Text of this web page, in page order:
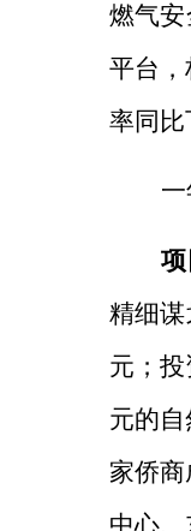
燃气
平台
率同
精细谋
元；
元的
家侨
中心